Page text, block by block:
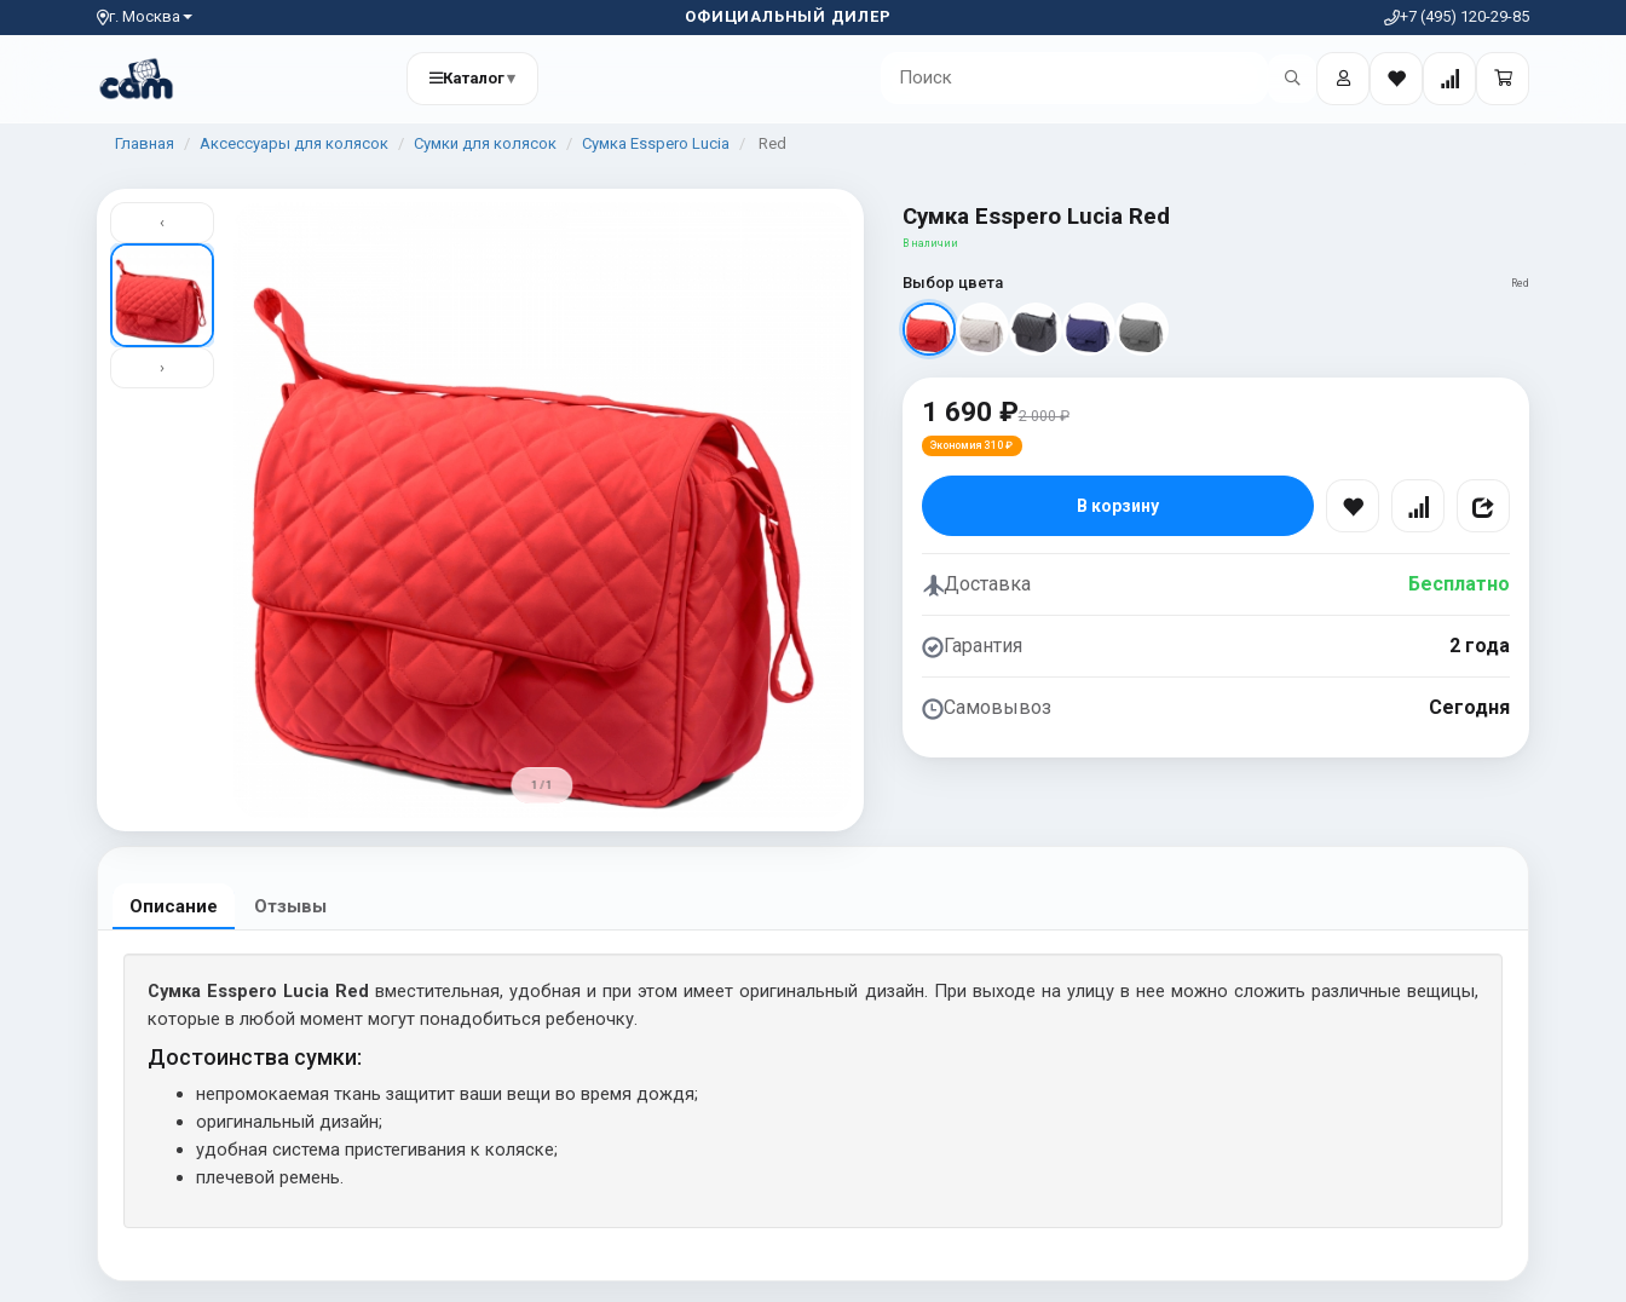
г. Москва ОФИЦИАЛЬНЫЙ ДИЛЕР +7 (495) 120-29-85
Каталог▾
Главная Аксессуары для колясок Сумки для колясок Сумка Esspero Lucia Red
‹
›
1 / 1
Сумка Esspero Lucia Red
В наличии
Выбор цвета Red
1 690 ₽2 000 ₽
Экономия 310 ₽
В корзину
Доставка Бесплатно
Гарантия 2 года
Самовывоз Сегодня
Описание Отзывы
Сумка Esspero Lucia Red вместительная, удобная и при этом имеет оригинальный дизайн. При выходе на улицу в нее можно сложить различные вещицы,
которые в любой момент могут понадобиться ребеночку.
Достоинства сумки:
непромокаемая ткань защитит ваши вещи во время дождя;
оригинальный дизайн;
удобная система пристегивания к коляске;
плечевой ремень.